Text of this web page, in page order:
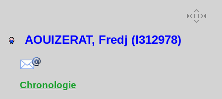
AOUIZERAT, Fredj (I312978)
Chronologie